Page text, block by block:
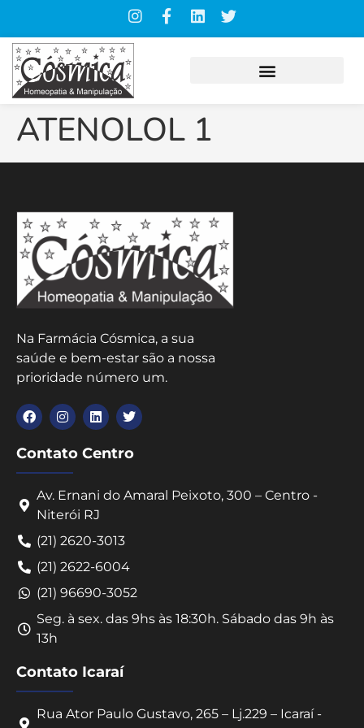
ATENOLOL 1
Na Farmácia Cósmica, a sua
saúde e bem-estar são a nossa
prioridade número um.
Contato Centro
Av. Ernani do Amaral Peixoto, 300 – Centro -
Niterói RJ
(21) 2620-3013
(21) 2622-6004
(21) 96690-3052
Seg. à sex. das 9hs às 18:30h. Sábado das 9h às
13h
Contato Icaraí
Rua Ator Paulo Gustavo, 265 – Lj.229 – Icaraí -